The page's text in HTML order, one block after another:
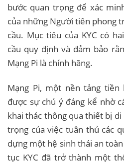
bước quan trọng để xác
của những Người tiên phong
cầu. Mục tiêu của KYC có
cầu quy định và đảm bảo
Mạng Pi là chính hãng.
Mạng Pi, một nền tảng
được sự chú ý đáng kể nhờ
khai thác thông qua thiết bị
trọng của việc tuân thủ các
dựng một hệ sinh thái an
tục KYC đã trở thành một